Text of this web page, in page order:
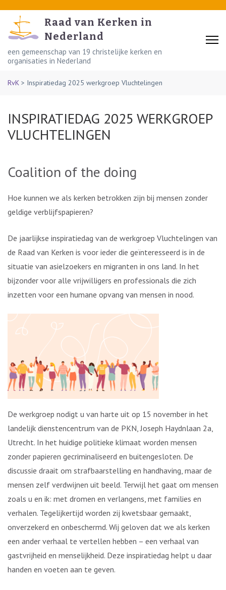
content
(Press
Enter)
Raad van Kerken in
Nederland
een gemeenschap van 19 christelijke kerken en
organisaties in Nederland
RvK > Inspiratiedag 2025 werkgroep Vluchtelingen
INSPIRATIEDAG 2025 WERKGROEP
VLUCHTELINGEN
Coalition of the doing
Hoe kunnen we als kerken betrokken zijn bij mensen zonder
geldige verblijfspapieren?
De jaarlijkse inspiratiedag van de werkgroep Vluchtelingen van
de Raad van Kerken is voor ieder die geïnteresseerd is in de
situatie van asielzoekers en migranten in ons land. In het
bijzonder voor alle vrijwilligers en professionals die zich
inzetten voor een humane opvang van mensen in nood.
De werkgroep nodigt u van harte uit op 15 november in het
landelijk dienstencentrum van de PKN, Joseph Haydnlaan 2a,
Utrecht. In het huidige politieke klimaat worden mensen
zonder papieren gecriminaliseerd en buitengesloten. De
discussie draait om strafbaarstelling en handhaving, maar de
mensen zelf verdwijnen uit beeld. Terwijl het gaat om mensen
zoals u en ik: met dromen en verlangens, met families en
verhalen. Tegelijkertijd worden zij kwetsbaar gemaakt,
onverzekerd en onbeschermd. Wij geloven dat we als kerken
een ander verhaal te vertellen hebben – een verhaal van
gastvrijheid en menselijkheid. Deze inspiratiedag helpt u daar
handen en voeten aan te geven.